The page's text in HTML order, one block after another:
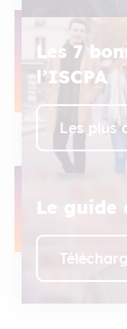
Les 7
l’ISCPA
Les plus
Le guide